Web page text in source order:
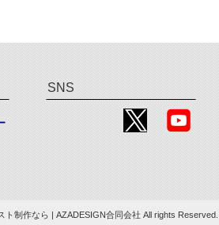
SNS
制作なら | AZADESIGN合同会社 All rights Reserved.